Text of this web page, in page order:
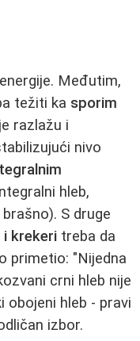
Međutim,
težiti ka sporim
razlažu i
nivo
hleb,
S druge
i krekeri treba da
primetio: "Nijedna
crni hleb nije
obojeni hleb - pravi
izbor.